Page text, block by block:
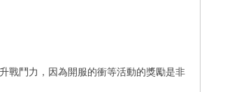
戰鬥力，因為開服的衝等活動的獎勵是非